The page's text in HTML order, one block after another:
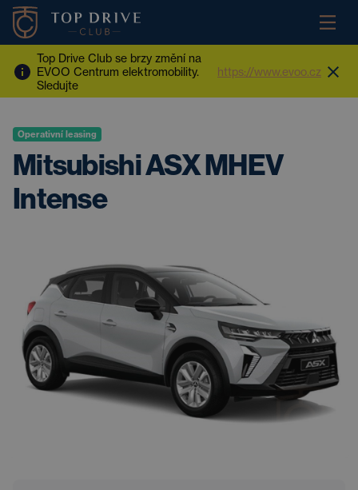
Top Drive Club se brzy změní na
EVOO Centrum elektromobility.
Sledujte
https://www.evoo.cz
Operativní leasing
Mitsubishi ASX MHEV
Intense